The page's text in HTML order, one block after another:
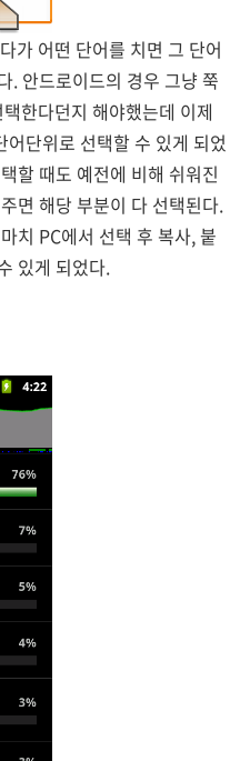
가 어떤 단어를 치면 그 단어
. 안드로이드의 경우 그냥 쭉
한다던지 해야했는데 이제
단위로 선택할 수 있게 되었
할 때도 예전에 비해 쉬워진
면 해당 부분이 다 선택된다.
치 PC에서 선택 후 복사, 붙
있게 되었다.